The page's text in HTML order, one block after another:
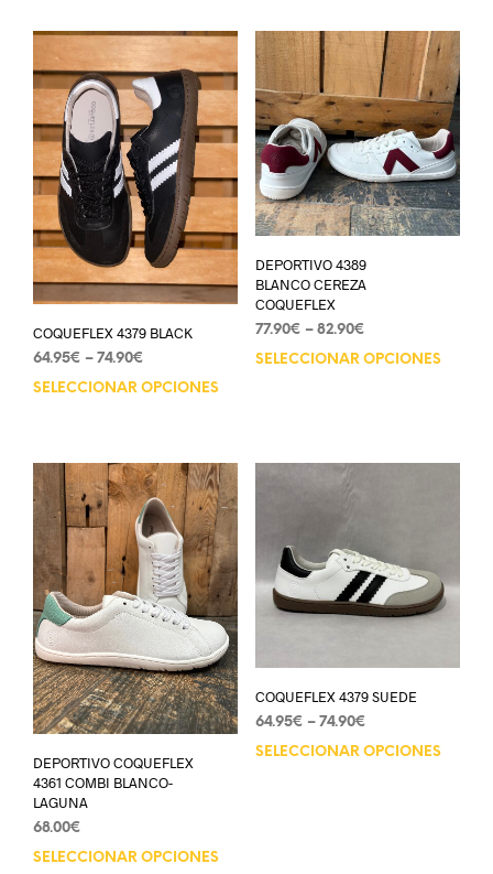
COQUEFLEX 4379 BLACK
64.95€ – 74.90€
SELECCIONAR OPCIONES
DEPORTIVO 4389
BLANCO CEREZA
COQUEFLEX
77.90€ – 82.90€
SELECCIONAR OPCIONES
DEPORTIVO COQUEFLEX
4361 COMBI BLANCO-
LAGUNA
68.00€
SELECCIONAR OPCIONES
COQUEFLEX 4379 SUEDE
64.95€ – 74.90€
SELECCIONAR OPCIONES